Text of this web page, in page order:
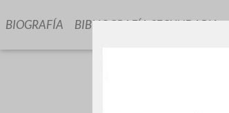
BIOGRAFÍA BIBLIOGRAFÍA SECUNDARIA